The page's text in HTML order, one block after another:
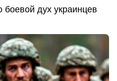
боевой дух украинцев